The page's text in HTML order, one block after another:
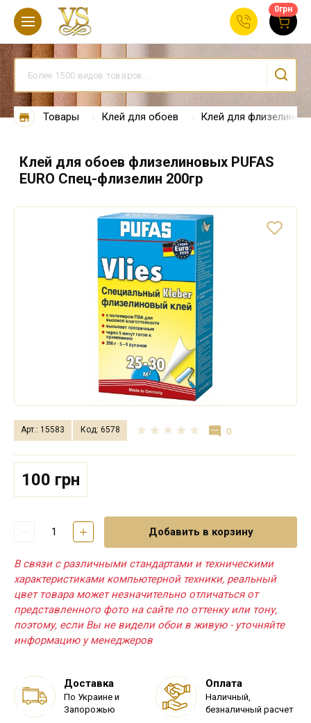
0грн
Товары Клей для обоев Клей для
Клей для обоев флизелиновых PUFAS
EURO Спец-флизелин 200гр
Арт.: 15583 Код: 6578 0
100 грн
Добавить в корзину
В связи с различными стандартами и техническими
характеристиками компьютерной техники, реальный
цвет товара может незначительно отличаться от
представленного фото на сайте по оттенку или тону,
поэтому, если Вы не видели обои в живую - уточняйте
информацию у менеджеров
Доставка
По Украине и
Запорожью
Оплата
Наличный,
безналичный расчет